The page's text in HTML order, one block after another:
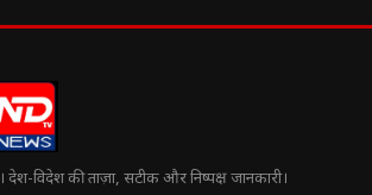
विदेश की ताज़ा, सटीक और निष्पक्ष जानकारी।